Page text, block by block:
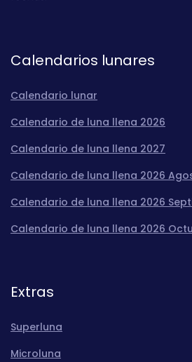
Calendarios lunares
Calendario lunar
Calendario de luna llena 2026
Calendario de luna llena 2027
Calendario de luna llena 2026
Calendario de luna llena 2026
Calendario de luna llena 2026
Extras
Superluna
Microluna